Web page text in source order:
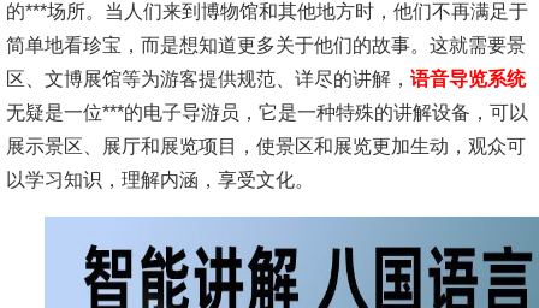
的***场所。当人们来到博物馆和其他地方时，他们不再满足于
简单地看珍宝，而是想知道更多关于他们的故事。这就需要景
区、文博展馆等为游客提供规范、详尽的讲解， 语音导览系统
无疑是一位***的电子导游员，它是一种特殊的讲解设备，可以
展示景区、展厅和展览项目，使景区和展览更加生动，观众可
以学习知识，理解内涵，享受文化。